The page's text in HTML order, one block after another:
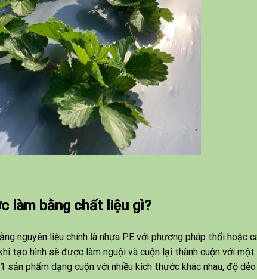
làm bằng chất liệu gì?
nguyên liệu chính là nhựa PE với phương pháp thổi hoặc
tạo hình sẽ được làm nguội và cuộn lại thành cuộn với
sản phẩm dạng cuộn với nhiều kích thước khác nhau, độ